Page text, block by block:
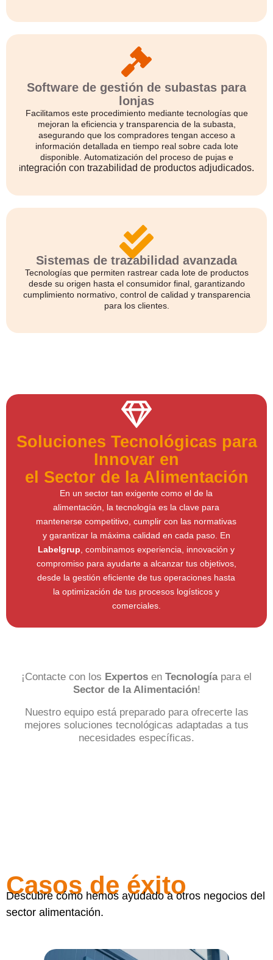
Software de gestión de subastas para
lonjas
Facilitamos este procedimiento mediante tecnologías que
mejoran la eficiencia y transparencia de la subasta,
asegurando que los compradores tengan acceso a
información detallada en tiempo real sobre cada lote
disponible. Automatización del proceso de pujas e
integración con trazabilidad de productos adjudicados.
Sistemas de trazabilidad avanzada
Tecnologías que permiten rastrear cada lote de productos
desde su origen hasta el consumidor final, garantizando
cumplimiento normativo, control de calidad y transparencia
para los clientes.
Soluciones Tecnológicas para
Innovar en
el Sector de la Alimentación
En un sector tan exigente como el de la
alimentación, la tecnología es la clave para
mantenerse competitivo, cumplir con las normativas
y garantizar la máxima calidad en cada paso. En
Labelgrup , combinamos experiencia, innovación y
compromiso para ayudarte a alcanzar tus objetivos,
desde la gestión eficiente de tus operaciones hasta
la optimización de tus procesos logísticos y
comerciales.
¡Contacte con los Expertos en Tecnologíapara el
Sector de la Alimentación!
Nuestro equipo está preparado para ofrecerte las
mejores soluciones tecnológicas adaptadas a tus
necesidades específicas.
Casos de éxito
Descubre cómo hemos ayudado a otros negocios del
sector alimentación.